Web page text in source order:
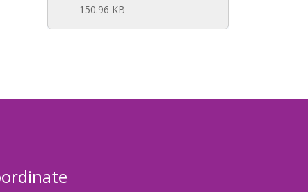
150.96 KB